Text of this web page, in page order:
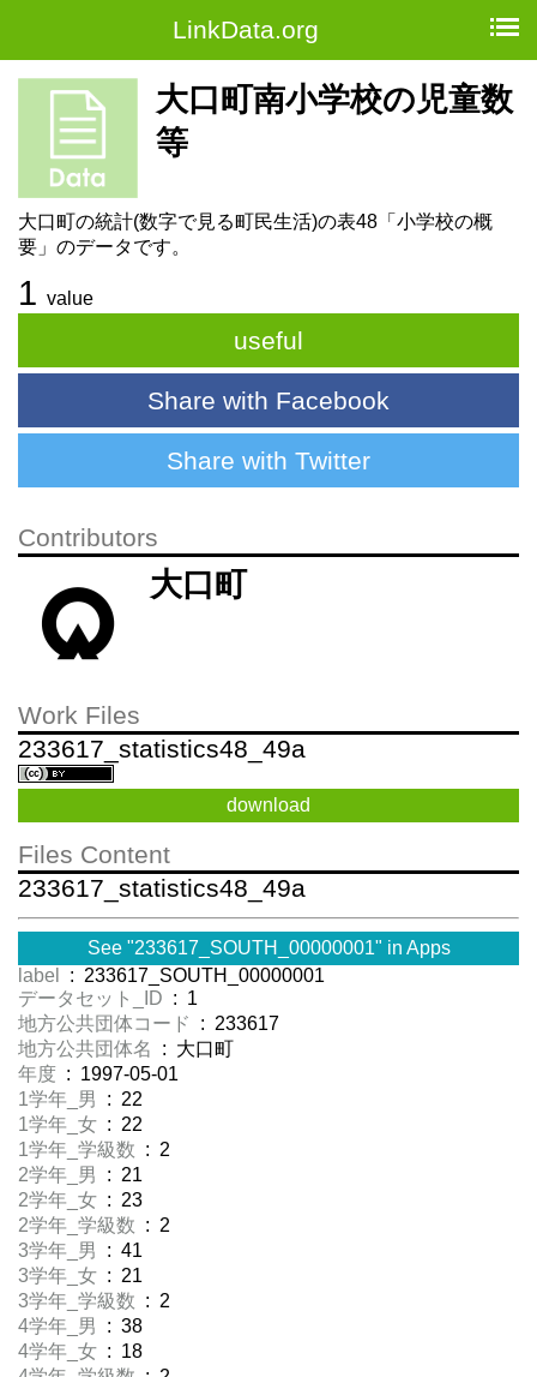
LinkData.org
大口町南小学校の児童数
等
大口町の統計(数字で見る町民生活)の表48「小学校の概
要」のデータです。
1 value
useful
Share with Facebook
Share with Twitter
Contributors
大口町
Work Files
233617_statistics48_49a
download
Files Content
233617_statistics48_49a
See "233617_SOUTH_00000001" in Apps
label
: 233617_SOUTH_00000001
データセット_ID : 1
地方公共団体コード
: 233617
地方公共団体名
: 大口町
年度 : 1997-05-01
1学年_男
: 22
1学年_女 : 22
1学年_学級数 : 2
2学年_男
: 21
2学年_女 : 23
2学年_学級数 : 2
3学年_男
: 41
3学年_女 : 21
3学年_学級数 : 2
4学年_男
: 38
4学年_女 : 18